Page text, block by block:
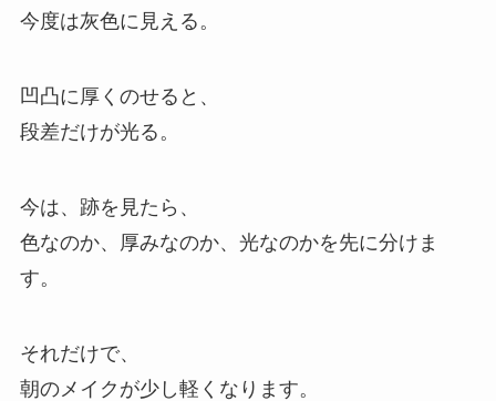
今度は灰色に見える。
凹凸に厚くのせると、
段差だけが光る。
今は、跡を見たら、
色なのか、厚みなのか、光なのかを先に分けま
す。
それだけで、
朝のメイクが少し軽くなります。